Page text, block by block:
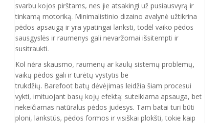
svarbu kojos pirštams, nes jie atsakingi už pusiausvyrą ir
tinkamą motoriką. Minimalistinio dizaino avalynė užtikrina
pėdos apsaugą ir yra ypatingai lanksti, todėl vaiko pėdos
sausgyslės ir raumenys gali nevaržomai išsitempti ir
susitraukti.
Kol nėra skausmo, raumenų ar kaulų sistemų problemų,
vaikų pėdos gali ir turėtų vystytis be
trukdžių. Barefoot batų dėvėjimas leidžia šiam procesui
vykti, imituojant basų kojų efektą: suteikiama apsauga, bet
nekeičiamas natūralus pėdos judesys. Tam batai turi būti
ploni, lankstūs, pėdos formos ir visiškai plokšti, tokie kaip